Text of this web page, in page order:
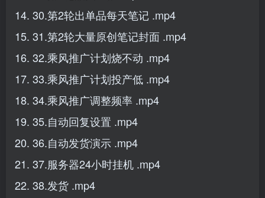
14. 30.第2轮出单品每天笔记 .mp4
15. 31.第2轮大量原创笔记封面 .mp4
16. 32.乘风推广计划烧不动 .mp4
17. 33.乘风推广计划投产低 .mp4
18. 34.乘风推广调整频率 .mp4
19. 35.自动回复设置 .mp4
20. 36.自动发货演示 .mp4
21. 37.服务器24小时挂机 .mp4
22. 38.发货 .mp4